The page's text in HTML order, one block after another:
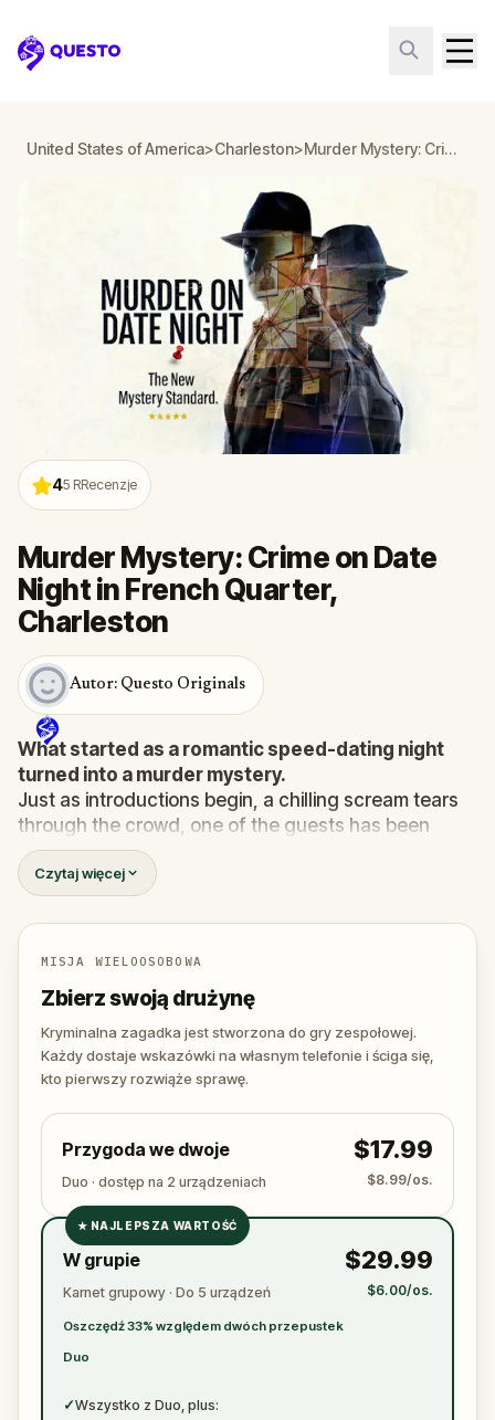
Questo
United States of America>Charleston> Murder Mystery: Crime on Date Night in French Quarter, Charleston
45 RRecenzje
Murder Mystery: Crime on Date
Night in French Quarter,
Charleston
Autor: Questo Originals
What started as a romantic speed-dating night
turned into a murder mystery.
Just as introductions begin, a chilling scream tears
through the crowd, one of the guests has been
murdered, and the killer has fled into the city.
Before panic can take hold,
This was no random attack. Every participant is now
part of a deadly puzzle, and the only way to survive
is to solve it.
right after the scream? The wedding singer seen
arguing with the victim? Or someone else hiding their
true identity among the dating profiles?
🔎Follow clues across the city, interrogate
movements before they disappear for good.
Bring your sharpest instincts—and your pen and
paper.In 90 minutes, the trail will go cold.
Love was the reason you came. Justice is why you
stay.
Czytaj więcej
MISJA WIELOOSOBOWA
Zbierz swoją drużynę
Kryminalna zagadka jest stworzona do gry zespołowej.
Każdy dostaje wskazówki na własnym telefonie i ściga się,
kto pierwszy rozwiąże sprawę.
Przygoda we dwoje
Duo · dostęp na 2 urządzeniach
$17.99
$8.99/os.
✓
✓
★ NAJLEPSZA WARTOŚĆ
W grupie
Karnet grupowy · Do 5 urządzeń
Oszczędź 33% względem dwóch przepustek
Duo
$29.99
$6.00/os.
✓Wszystko z Duo, plus: